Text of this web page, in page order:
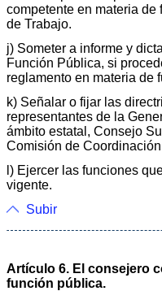
competente en materia
de Trabajo.
j) Someter a informe y
Función Pública, si
reglamento en materia de
k) Señalar o fijar las
representantes de la
ámbito estatal, Consejo
Comisión de
l) Ejercer las funciones
vigente.
Subir
Artículo 6. El consejero
función pública.